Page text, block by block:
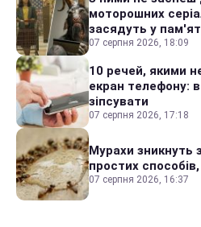
моторошних
засядуть у
07 серпня 2026, 18:09
10 речей, якими
екран телефону:
зіпсувати
07 серпня 2026, 17:18
Мурахи зникнуть
простих
07 серпня 2026, 16:37